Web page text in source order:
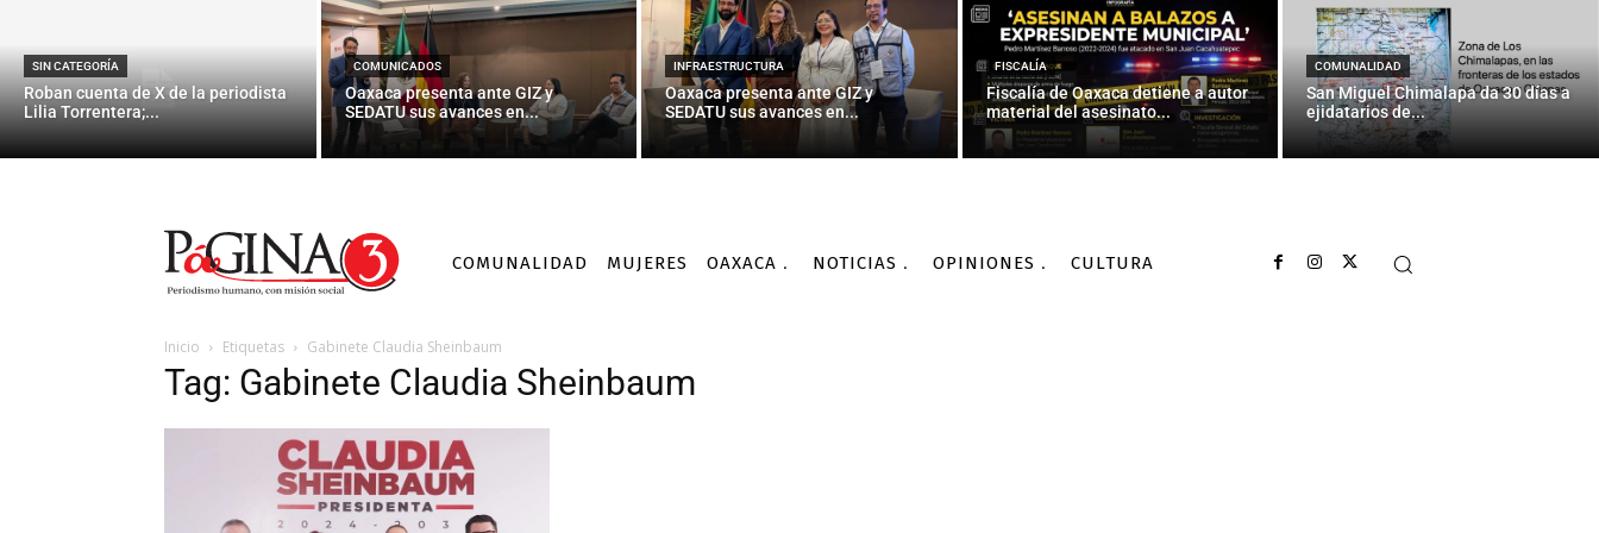
SIN CATEGORÍA
Roban cuenta de X de la periodista
Lilia Torrentera;...
COMUNICADOS
Oaxaca presenta ante GIZ y
SEDATU sus avances en...
INFRAESTRUCTURA
Oaxaca presenta ante GIZ y
SEDATU sus avances en...
FISCALÍA
Fiscalía de Oaxaca detiene a autor
material del asesinato...
COMUNALIDAD
San Miguel Chimalapa da 30 días a
ejidatarios de...
COMUNALIDAD MUJERES OAXACA NOTICIAS OPINIONES CULTURA
Inicio Etiquetas Gabinete Claudia Sheinbaum
Tag: Gabinete Claudia Sheinbaum